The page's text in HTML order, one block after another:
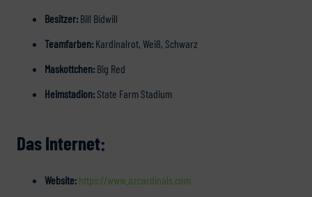
Besitzer: Bill Bidwill
Teamfarben: Kardinalrot, Weiß, Schwarz
Maskottchen: Big Red
Heimstadion: State Farm Stadium
Das Internet:
Website: https://www.azcardinals.com